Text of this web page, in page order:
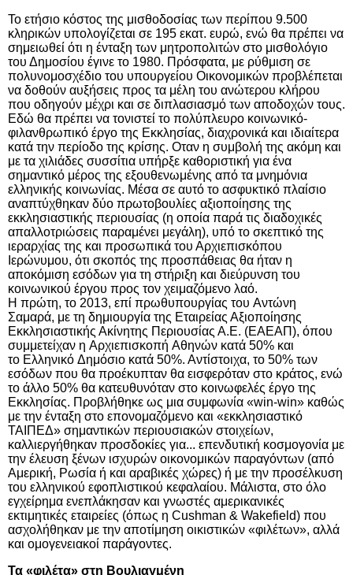
Το ετήσιο κόστος της μισθοδοσίας των περίπου 9.500
κληρικών υπολογίζεται σε 195 εκατ. ευρώ, ενώ θα πρέπει να
σημειωθεί ότι η ένταξη των μητροπολιτών στο μισθολόγιο
του Δημοσίου έγινε το 1980. Πρόσφατα, με ρύθμιση σε
πολυνομοσχέδιο του υπουργείου Οικονομικών προβλέπεται
να δοθούν αυξήσεις προς τα μέλη του ανώτερου κλήρου
που οδηγούν μέχρι και σε διπλασιασμό των αποδοχών τους.
Εδώ θα πρέπει να τονιστεί το πολύπλευρο κοινωνικό-
φιλανθρωπικό έργο της Εκκλησίας, διαχρονικά και ιδιαίτερα
κατά την περίοδο της κρίσης. Οταν η συμβολή της ακόμη και
με τα χιλιάδες συσσίτια υπήρξε καθοριστική για ένα
σημαντικό μέρος της εξουθενωμένης από τα μνημόνια
ελληνικής κοινωνίας. Μέσα σε αυτό το ασφυκτικό πλαίσιο
αναπτύχθηκαν δύο πρωτοβουλίες αξιοποίησης της
εκκλησιαστικής περιουσίας (η οποία παρά τις διαδοχικές
απαλλοτριώσεις παραμένει μεγάλη), υπό το σκεπτικό της
ιεραρχίας της και προσωπικά του Αρχιεπισκόπου
Ιερώνυμου, ότι σκοπός της προσπάθειας θα ήταν η
αποκόμιση εσόδων για τη στήριξη και διεύρυνση του
κοινωνικού έργου προς τον χειμαζόμενο λαό.
Η πρώτη, το 2013, επί πρωθυπουργίας του Αντώνη
Σαμαρά, με τη δημιουργία της Εταιρείας Αξιοποίησης
Εκκλησιαστικής Ακίνητης Περιουσίας Α.Ε. (ΕΑΕΑΠ), όπου
συμμετείχαν η Αρχιεπισκοπή Αθηνών κατά 50% και
το Ελληνικό Δημόσιο κατά 50%. Αντίστοιχα, το 50% των
εσόδων που θα προέκυπταν θα εισφερόταν στο κράτος, ενώ
το άλλο 50% θα κατευθυνόταν στο κοινωφελές έργο της
Εκκλησίας. Προβλήθηκε ως μια συμφωνία «win-win» καθώς
με την ένταξη στο επονομαζόμενο και «εκκλησιαστικό
ΤΑΙΠΕΔ» σημαντικών περιουσιακών στοιχείων,
καλλιεργήθηκαν προσδοκίες για... επενδυτική κοσμογονία με
την έλευση ξένων ισχυρών οικονομικών παραγόντων (από
Αμερική, Ρωσία ή και αραβικές χώρες) ή με την προσέλκυση
του ελληνικού εφοπλιστικού κεφαλαίου. Μάλιστα, στο όλο
εγχείρημα ενεπλάκησαν και γνωστές αμερικανικές
εκτιμητικές εταιρείες (όπως η Cushman & Wakefield) που
ασχολήθηκαν με την αποτίμηση οικιστικών «φιλέτων», αλλά
και ομογενειακοί παράγοντες.
Τα «φιλέτα» στη Βουλιαγμένη